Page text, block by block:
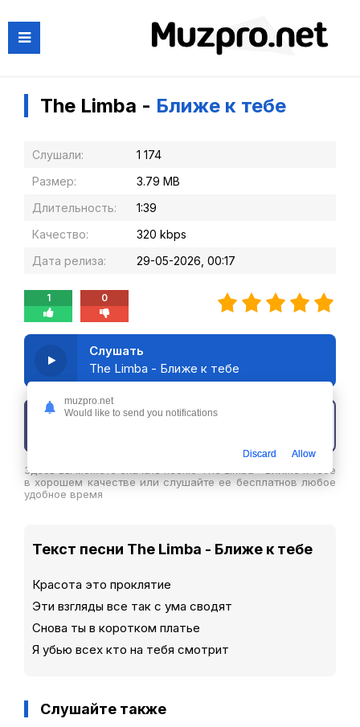
The Limba - Ближе к тебе
Слушали:
1 174
Размер:
3.79 MB
Длительность:
1:39
Качество:
320 kbps
Дата релиза:
29-05-2026, 00:17
1 0
Слушать
The Limba - Ближе к тебе
Здесь вы можете скачать песню The Limba - Ближе к тебе
в хорошем качестве или слушайте ее бесплатнов любое
удобное время
Текст песни The Limba - Ближе к тебе
Красота это проклятие
Эти взгляды все так с ума сводят
Снова ты в коротком платье
Я убью всех кто на тебя смотрит
Слушайте также
muzpro.net
Would like to send you notifications
Discard Allow